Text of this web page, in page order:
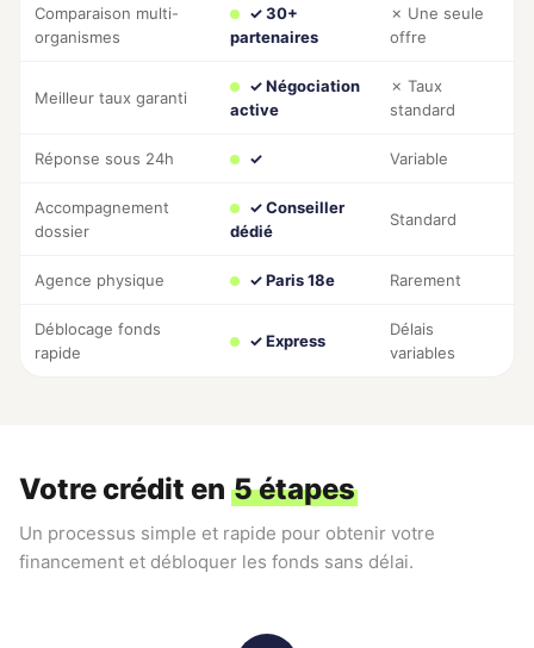
Comparaison multi-
organismes
✓ 30+
partenaires
✗ Une seule
offre
Meilleur taux garanti
✓ Négociation
active
✗ Taux
standard
Réponse sous 24h ✓ Variable
Accompagnement
dossier
✓ Conseiller
dédié
Standard
Agence physique ✓ Paris 18e Rarement
Déblocage fonds
rapide
✓ Express
Délais
variables
Votre crédit en 5 étapes
Un processus simple et rapide pour obtenir votre
financement et débloquer les fonds sans délai.